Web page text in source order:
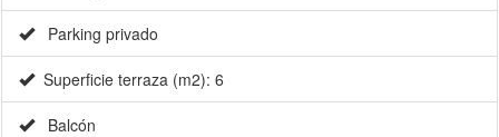
Parking privado
Superficie terraza (m2): 6
Balcón